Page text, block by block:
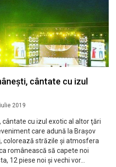
cântate cu izul
2019
cântate cu izul exotic al altor ţări
care adună la Braşov
colorează străzile şi atmosfera
românească să capete noi
12 piese noi şi vechi vor…